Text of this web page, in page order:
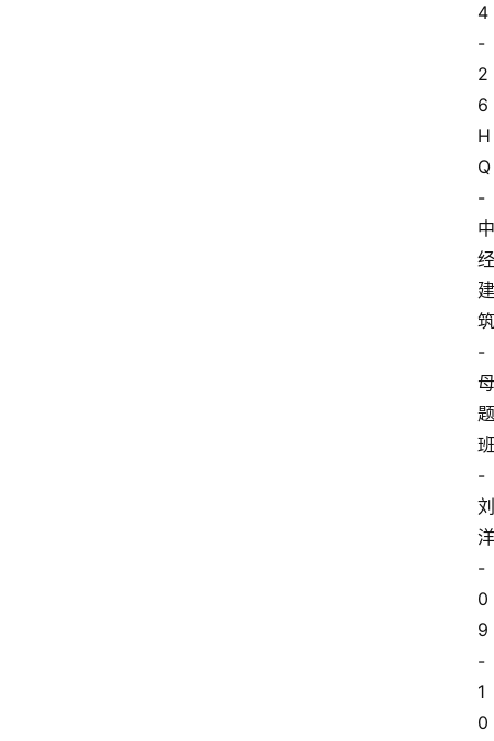
4
-
2
6
H
Q
-
中
经
建
筑
-
母
题
班
-
刘
洋
-
0
9
-
1
0